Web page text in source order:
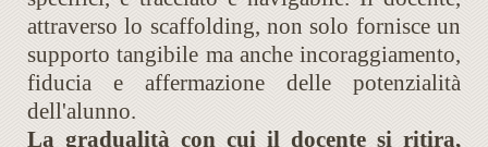
attraverso lo scaffolding, non solo fornisce un
supporto tangibile ma anche incoraggiamento,
fiducia e affermazione delle potenzialità
dell'alunno.
La gradualità con cui il docente si ritira,